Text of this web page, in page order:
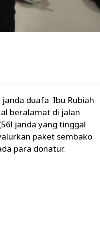
janda duafa Ibu Rubiah
beralamat di jalan
janda yang tinggal
paket sembako
para donatur.